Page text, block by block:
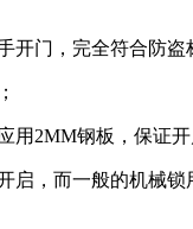
开门，完全符合防盗
2MM钢板，保证开
，而一般的机械锁